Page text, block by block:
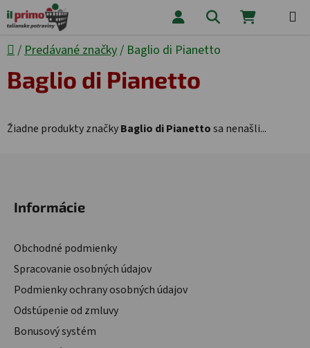
Prejsť na obsah Hľadať
Domov
/ Predávané značky/ Baglio di Pianetto
Baglio di Pianetto
Žiadne produkty značkyBaglio di Pianettosa nenašli...
Informácie
Obchodné podmienky
Spracovanie osobných údajov
Podmienky ochrany osobných údajov
Odstúpenie od zmluvy
Bonusový systém